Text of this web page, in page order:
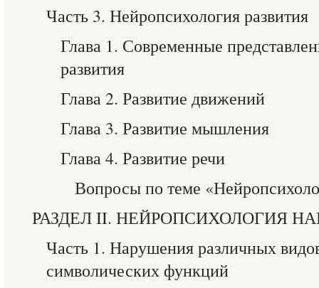
Часть 3. Нейропсихология развития
Глава 1. Современные
развития
Глава 2. Развитие движений
Глава 3. Развитие мышления
Глава 4. Развитие речи
Вопросы по теме
РАЗДЕЛ II. НЕЙРОПСИХОЛОГИЯ
Часть 1. Нарушения различных
символических функций